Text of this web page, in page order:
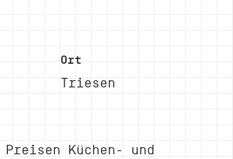
Ort
Triesen
Küchen- und